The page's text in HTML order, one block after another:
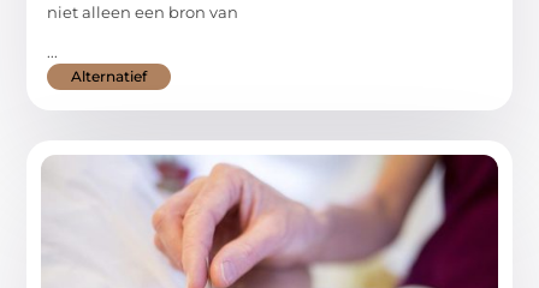
niet alleen een bron van
...
Alternatief